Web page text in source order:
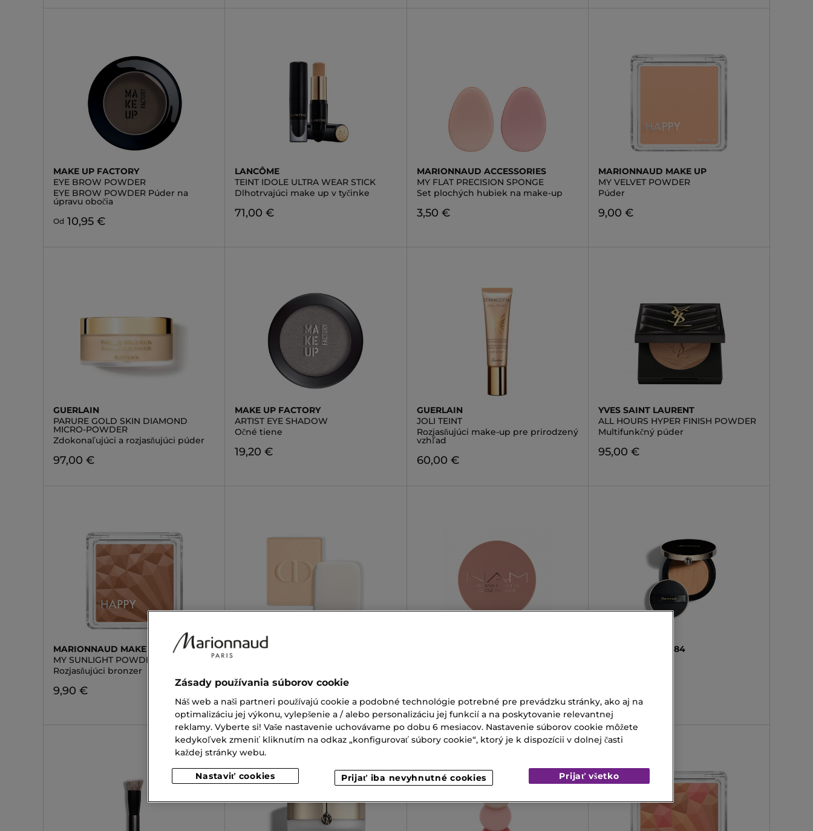
MAKE UP FACTORY
EYE BROW POWDER
EYE BROW POWDER Púder na
úpravu obočia
Od 10,95 €
LANCÔME
TEINT IDOLE ULTRA WEAR STICK
Dlhotrvajúci make up v tyčinke
71,00 €
MARIONNAUD ACCESSORIES
MY FLAT PRECISION SPONGE
Set plochých hubiek na make-up
3,50 €
MARIONNAUD MAKE UP
MY VELVET POWDER
Púder
9,00 €
GUERLAIN
PARURE GOLD SKIN DIAMOND
MICRO-POWDER
Zdokonaľujúci a rozjasňujúci púder
97,00 €
MAKE UP FACTORY
ARTIST EYE SHADOW
Očné tiene
19,20 €
GUERLAIN
JOLI TEINT
Rozjasňujúci make-up pre prirodzený
vzhľad
60,00 €
YVES SAINT LAURENT
ALL HOURS HYPER FINISH POWDER
Multifunkčný púder
95,00 €
MARIONNAUD MAKE UP
MY SUNLIGHT POWDER
Rozjasňujúci bronzer
9,90 €
DIOR
13,50 €
MARIONNAUD 1984
Zásady používania súborov cookie
Náš web a naši partneri používajú cookie a podobné technológie potrebné pre prevádzku stránky, ako aj na
optimalizáciu jej výkonu, vylepšenie a / alebo personalizáciu jej funkcií a na poskytovanie relevantnej
reklamy. Vyberte si! Vaše nastavenie uchovávame po dobu 6 mesiacov. Nastavenie súborov cookie môžete
kedykoľvek zmeniť kliknutím na odkaz „konfigurovať súbory cookie“, ktorý je k dispozícii v dolnej časti
každej stránky webu.
Nastaviť cookies Prijať iba nevyhnutné cookies Prijať všetko